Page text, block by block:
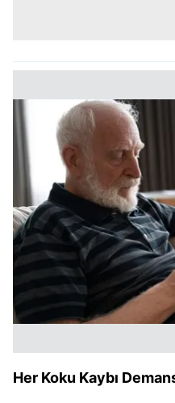
kılınması ve
sınırlı olarak açık rızanız
Çerezlere ilişkin
vasıtasıyla
için Ayarlar butonuna
Metnimizi
ziyaret
6698 sayılı Kişisel
hazırlanmış Aydınlatma
ilgili mevzuata uygun
almak için lütfen
tıklayınız.
Her Koku Kaybı